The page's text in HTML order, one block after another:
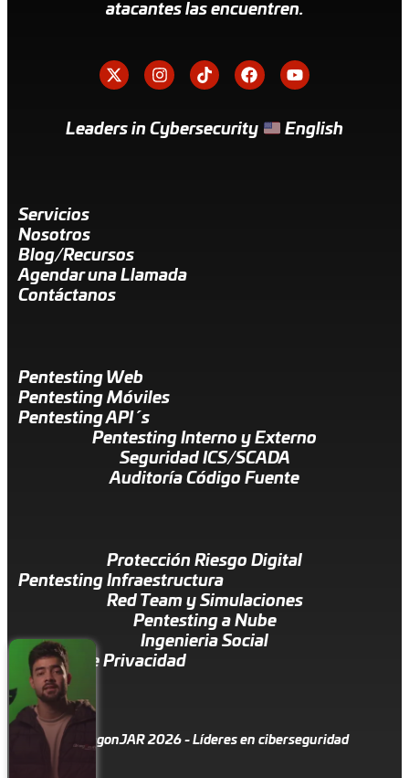
atacantes las encuentren.
Leaders in Cybersecurity English
Servicios
Nosotros
Blog/Recursos
Agendar una Llamada
Contáctanos
Pentesting Web
Pentesting Móviles
Pentesting API´s
Pentesting Interno y Externo
Seguridad ICS/SCADA
Auditoría Código Fuente
Protección Riesgo Digital
Pentesting Infraestructura
Red Team y Simulaciones
Pentesting a Nube
Ingenieria Social
Política de Privacidad
© DragonJAR 2026 - Líderes en ciberseguridad